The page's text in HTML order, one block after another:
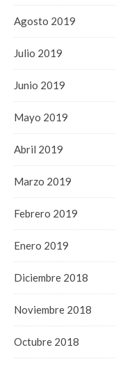
Agosto 2019
Julio 2019
Junio 2019
Mayo 2019
Abril 2019
Marzo 2019
Febrero 2019
Enero 2019
Diciembre 2018
Noviembre 2018
Octubre 2018